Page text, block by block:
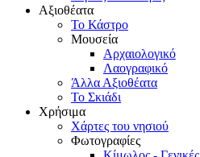
Αξιοθέατα
Το Κάστρο
Μουσεία
Αρχαιολογικό
Λαογραφικό
Άλλα Αξιοθέατα
Το Σκιάδι
Χρήσιμα
Χάρτες του νησιού
Φωτογραφίες